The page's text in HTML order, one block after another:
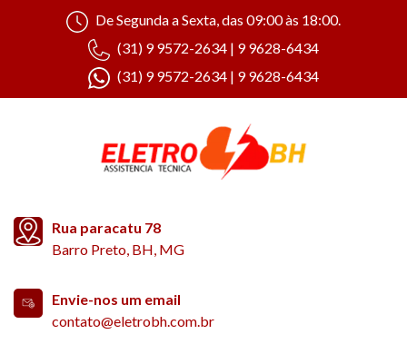
De Segunda a Sexta, das 09:00 às 18:00.
(31) 9 9572-2634 | 9 9628-6434
(31) 9 9572-2634 | 9 9628-6434
Rua paracatu 78
Barro Preto, BH, MG
Envie-nos um email
contato@eletrobh.com.br